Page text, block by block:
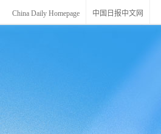
China Daily Homepage 中国日报中文网